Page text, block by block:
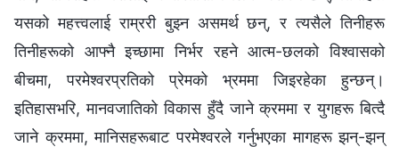
यसको महत्त्वलाई राम्ररी बुझ्न असमर्थ छन्, र त्यसैले तिनीहरू
तिनीहरूको आफ्‍नै इच्छामा निर्भर रहने आत्म-छलको विश्‍वासको
बीचमा, परमेश्‍वरप्रतिको प्रेमको भ्रममा जिइरहेका हुन्छन्।
इतिहासभरि, मानवजातिको विकास हुँदै जाने क्रममा र युगहरू बित्दै
जाने क्रममा, मानिसहरूबाट परमेश्‍वरले गर्नुभएका मागहरू झन्-झन्